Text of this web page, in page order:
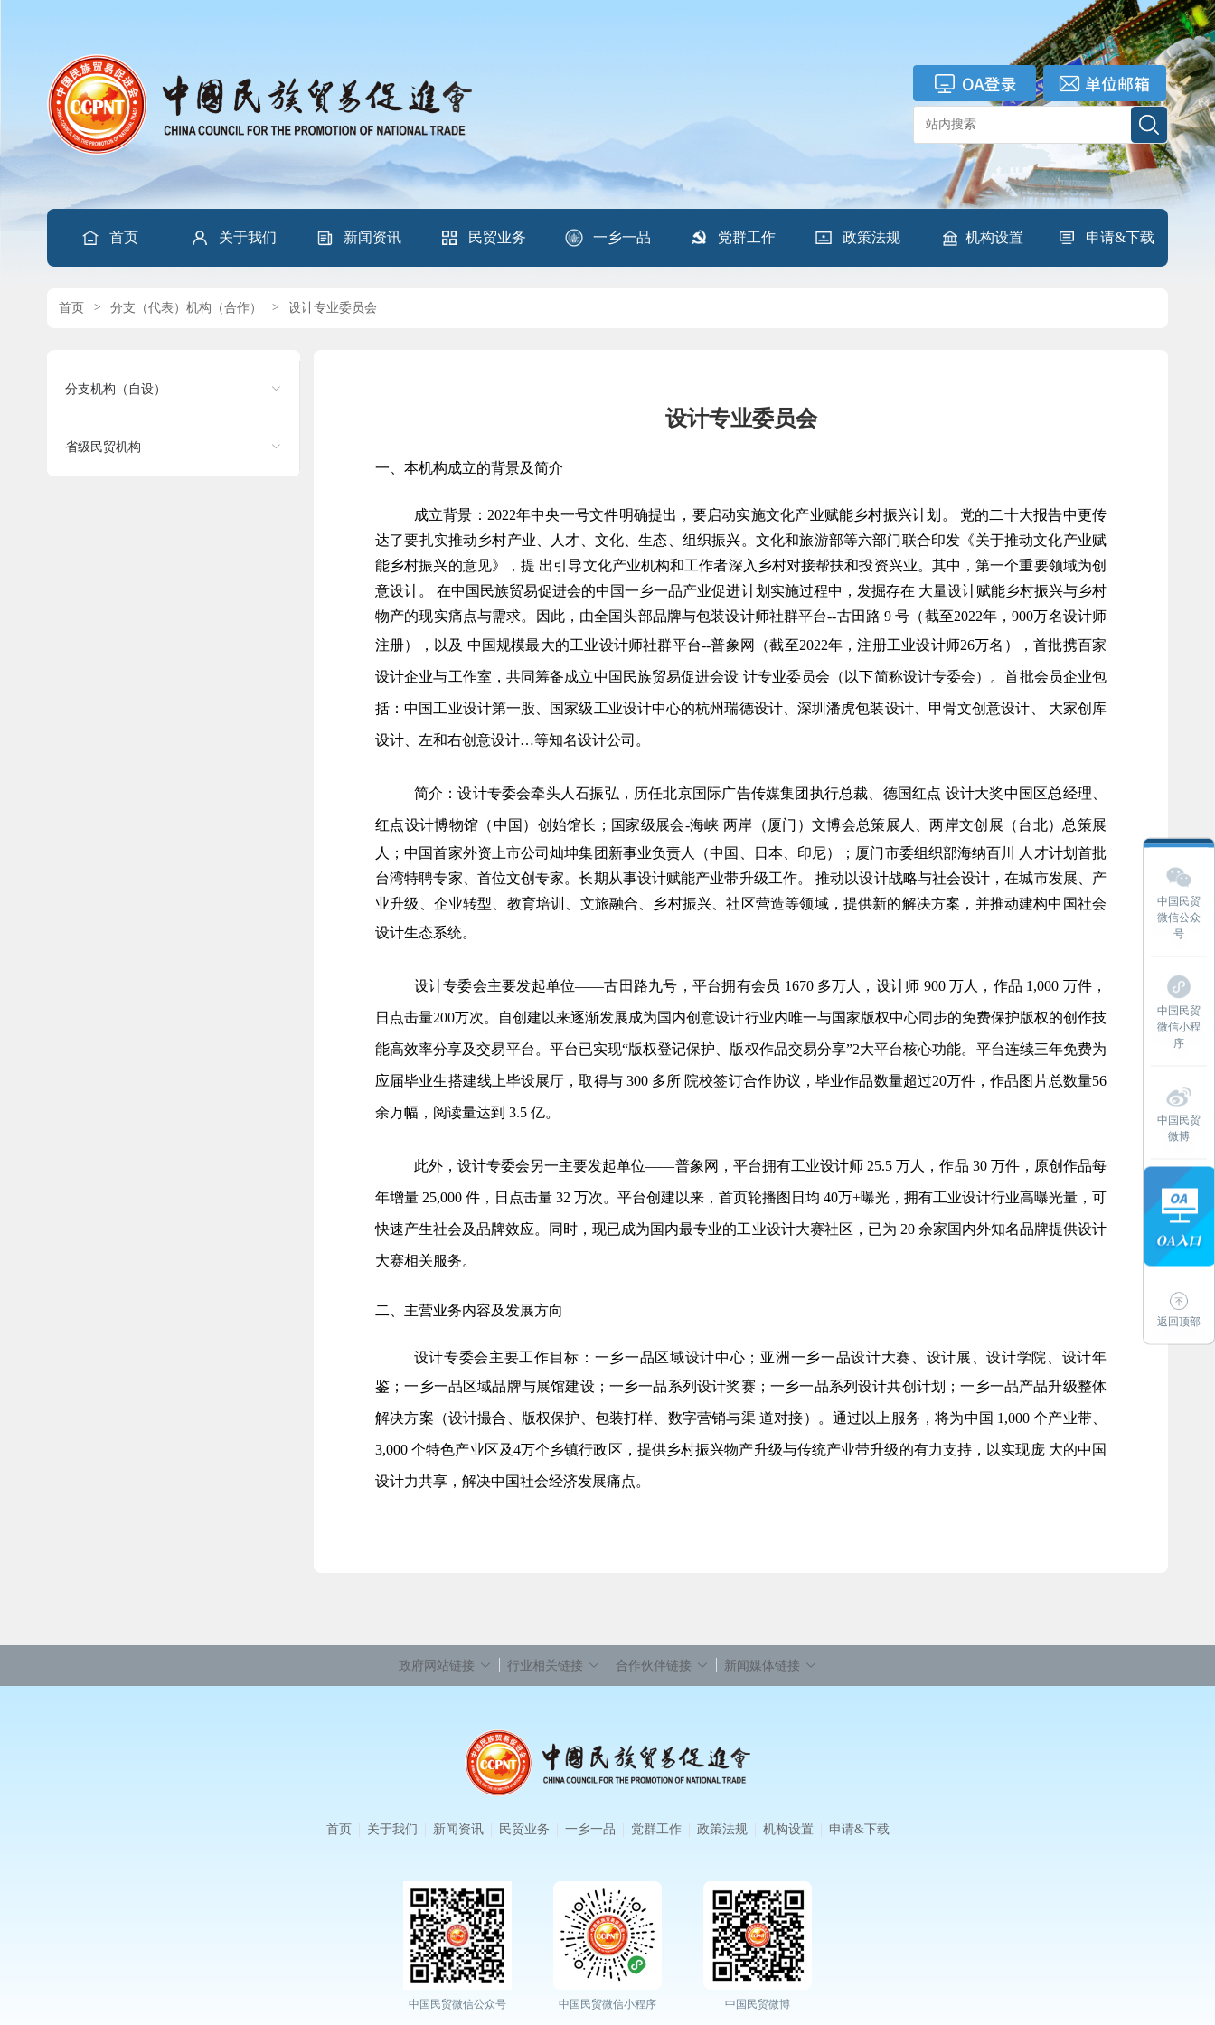
首页 关于我们 新闻资讯 民贸业务 一乡一品 党群工作 政策法规 机构设置 申请&下载
首页 > 分支（代表）机构（合作） > 设计专业委员会
分支机构（自设）
省级民贸机构
设计专业委员会
一、本机构成立的背景及简介
成立背景：2022年中央一号文件明确提出，要启动实施文化产业赋能乡村振兴计划。 党的二十大报告中更传
达了要扎实推动乡村产业、人才、文化、生态、组织振兴。文化和旅游部等六部门联合印发《关于推动文化产业赋
能乡村振兴的意见》，提 出引导文化产业机构和工作者深入乡村对接帮扶和投资兴业。其中，第一个重要领域为创
意设计。 在中国民族贸易促进会的中国一乡一品产业促进计划实施过程中，发掘存在 大量设计赋能乡村振兴与乡村
物产的现实痛点与需求。因此，由全国头部品牌与包装设计师社群平台--古田路 9 号（截至2022年，900万名设计师
注册），以及 中国规模最大的工业设计师社群平台--普象网（截至2022年，注册工业设计师26万名），首批携百家
设计企业与工作室，共同筹备成立中国民族贸易促进会设 计专业委员会（以下简称设计专委会）。首批会员企业包
括：中国工业设计第一股、国家级工业设计中心的杭州瑞德设计、深圳潘虎包装设计、甲骨文创意设计、 大家创库
设计、左和右创意设计…等知名设计公司 。
简介：设计专委会牵头人石振弘，历任北京国际广告传媒集团执行总裁、德国红点 设计大奖中国区总经理、
红点设计博物馆（中国）创始馆长；国家级展会-海峡 两岸（厦门）文博会总策展人、两岸文创展（台北）总策展
人；中国首家外资上市公司灿坤集团新事业负责人（中国、日本、印尼）；厦门市委组织部海纳百川 人才计划首批
台湾特聘专家、首位文创专家。长期从事设计赋能产业带升级工作。 推动以设计战略与社会设计，在城市发展、产
业升级、企业转型、教育培训、文旅融合、乡村振兴、社区营造等领域，提供新的解决方案，并推动建构中国社会
设计生态系统。
设计专委会主要发起单位——古田路九号，平台拥有会员 1670 多万人，设计师 900 万人，作品 1,000 万件，
日点击量200万次。自创建以来逐渐发展成为国内创意设计行业内唯一与国家版权中心同步的免费保护版权的创作技
能高效率分享及交易平台。平台已实现“版权登记保护、版权作品交易分享”2大平台核心功能。平台连续三年免费为
应届毕业生搭建线上毕设展厅，取得与 300 多所 院校签订合作协议，毕业作品数量超过20万件，作品图片总数量56
余万幅，阅读量达到 3.5 亿。
此外，设计专委会另一主要发起单位——普象网，平台拥有工业设计师 25.5 万人，作品 30 万件，原创作品每
年增量 25,000 件，日点击量 32 万次。平台创建以来，首页轮播图日均 40万+曝光，拥有工业设计行业高曝光量，可
快速产生社会及品牌效应。同时，现已成为国内最专业的工业设计大赛社区，已为 20 余家国内外知名品牌提供设计
大赛相关服务。
二、主营业务内容及发展方向
设计专委会主要工作目标：一乡一品区域设计中心；亚洲一乡一品设计大赛、设计展、设计学院、设计年
鉴；一乡一品区域品牌与展馆建设；一乡一品系列设计奖赛；一乡一品系列设计共创计划；一 乡一品产品升级整体
解决方案（设计撮合、版权保护、包装打样、数字营销与渠 道对接）。通过以上服务，将为中国 1,000 个产业带、
3,000 个特色产业区及4万个乡镇行政区，提供乡村振兴物产升级与传统产业带升级的有力支持，以实现庞 大的中国
设计力共享，解决中国社会经济发展痛点。
中国民贸
微信公众
号
中国民贸
微信小程
序
中国民贸
微博
返回顶部
政府网站链接 行业相关链接 合作伙伴链接 新闻媒体链接
首页 关于我们 新闻资讯 民贸业务 一乡一品 党群工作 政策法规 机构设置 申请&下载
中国民贸微信公众号 中国民贸微信小程序 中国民贸微博